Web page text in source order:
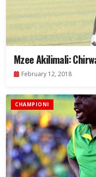
Mzee Akilimali:
February 12, 2018
CHAMPIONI